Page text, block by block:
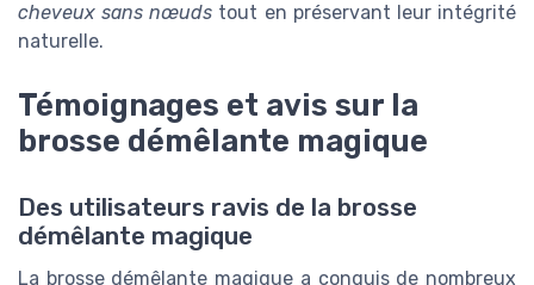
cheveux sans nœuds tout en préservant leur intégrité
naturelle.
Témoignages et avis sur la
brosse démêlante magique
Des utilisateurs ravis de la brosse
démêlante magique
La brosse démêlante magique a conquis de nombreux